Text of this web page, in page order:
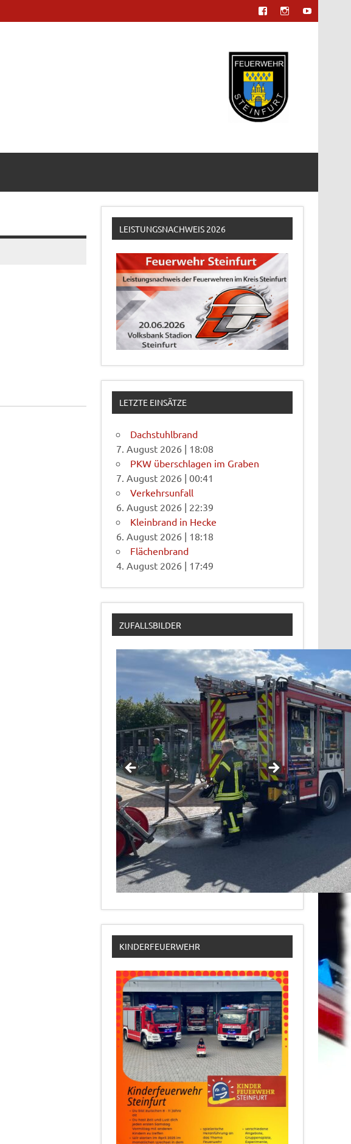
LEISTUNGSNACHWEIS 2026
LETZTE EINSÄTZE
Dachstuhlbrand
7. August 2026 | 18:08
PKW überschlagen im Graben
7. August 2026 |00:41
Verkehrsunfall
6. August 2026 | 22:39
Kleinbrand in Hecke
6. August 2026 | 18:18
Flächenbrand
4. August 2026 | 17:49
ZUFALLSBILDER
KINDERFEUERWEHR